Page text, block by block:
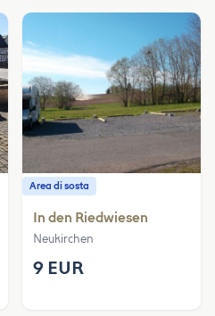
Area di sosta
In den Riedwiesen
Neukirchen
9 EUR